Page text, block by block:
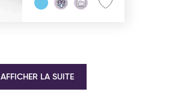
AFFICHER LA SUITE